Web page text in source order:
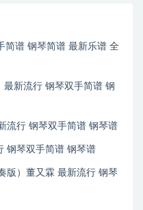
简谱 钢琴简谱 最新乐谱 全
新流行 钢琴双手简谱 钢
流行 钢琴双手简谱 钢琴谱
钢琴双手简谱 钢琴谱
版）董又霖 最新流行 钢琴